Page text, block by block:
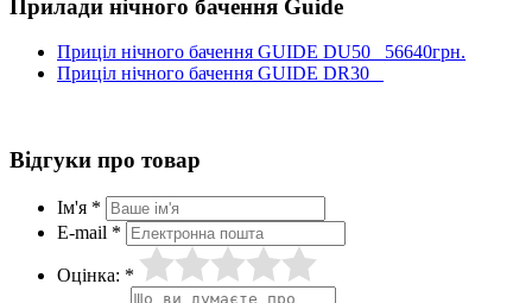
Прилади нічного бачення Guide
Приціл нічного бачення GUIDE DU50 56640грн.
Приціл нічного бачення GUIDE DR30
Відгуки про товар
Ім'я *
E-mail *
Оцінка: *